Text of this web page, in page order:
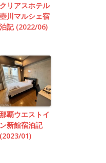
クリアスホテル
壺川マルシェ宿
泊記 (2022/06)
那覇ウエストイ
ン新館宿泊記
(2023/01)